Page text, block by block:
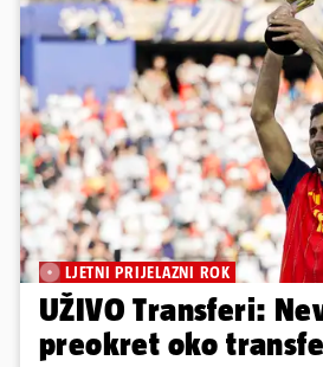
LJETNI PRIJELAZNI ROK
UŽIVO Transferi:
preokret oko